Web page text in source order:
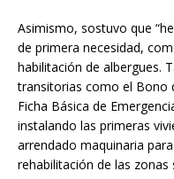
Asimismo, sostuvo que
de primera necesidad,
habilitación de albergues.
transitorias como el Bono
Ficha Básica de
instalando las primeras
arrendado maquinaria
rehabilitación de las zonas